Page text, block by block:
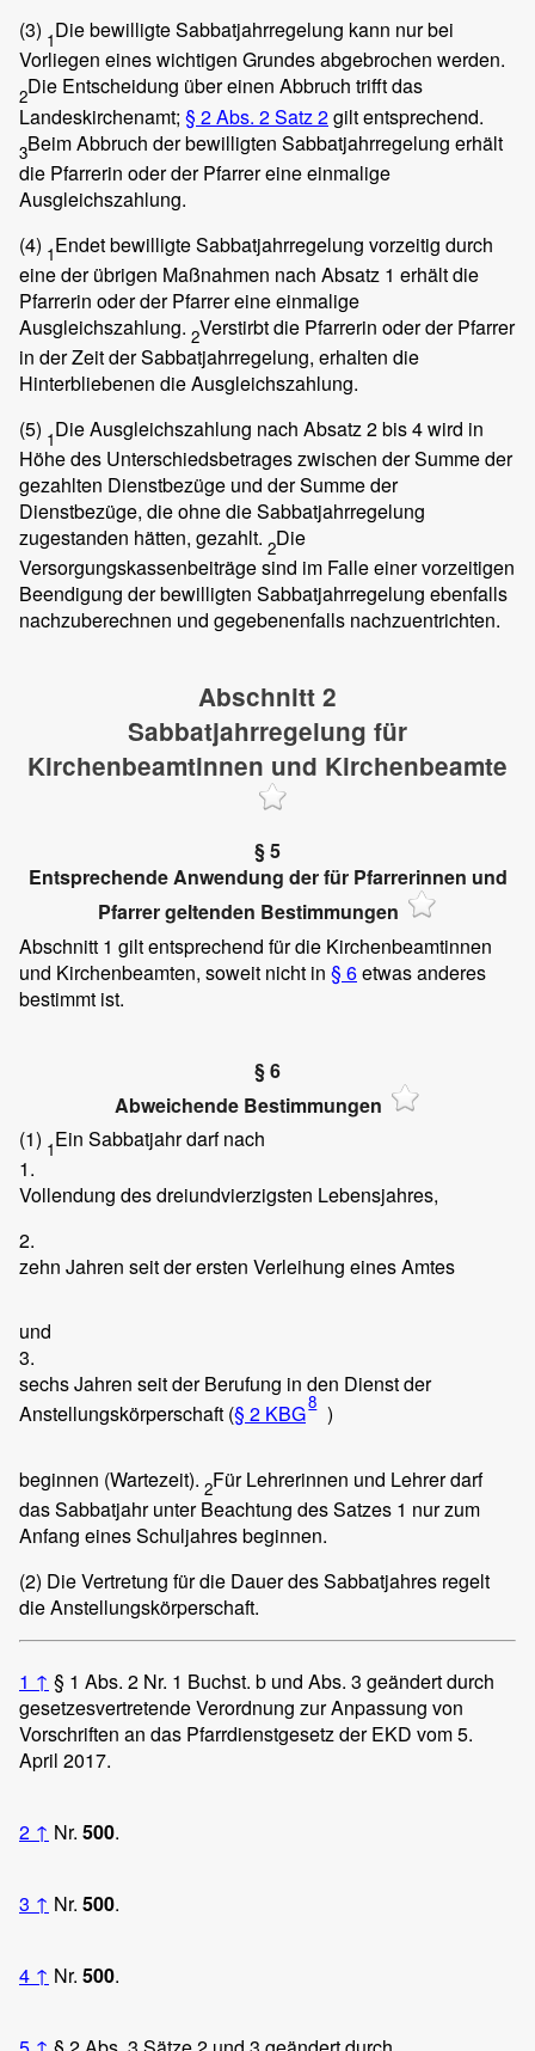
(3) 1Die bewilligte Sabbatjahrregelung kann nur bei
Vorliegen eines wichtigen Grundes abgebrochen werden.
2Die Entscheidung über einen Abbruch trifft das
Landeskirchenamt; § 2 Abs. 2 Satz 2gilt entsprechend.
3Beim Abbruch der bewilligten Sabbatjahrregelung erhält
die Pfarrerin oder der Pfarrer eine einmalige
Ausgleichszahlung.
(4) 1Endet bewilligte Sabbatjahrregelung vorzeitig durch
eine der übrigen Maßnahmen nach Absatz 1 erhält die
Pfarrerin oder der Pfarrer eine einmalige
Ausgleichszahlung. 2Verstirbt die Pfarrerin oder der Pfarrer
in der Zeit der Sabbatjahrregelung, erhalten die
Hinterbliebenen die Ausgleichszahlung.
(5) 1Die Ausgleichszahlung nach Absatz 2 bis 4 wird in
Höhe des Unterschiedsbetrages zwischen der Summe der
gezahlten Dienstbezüge und der Summe der
Dienstbezüge, die ohne die Sabbatjahrregelung
zugestanden hätten, gezahlt. 2Die
Versorgungskassenbeiträge sind im Falle einer vorzeitigen
Beendigung der bewilligten Sabbatjahrregelung ebenfalls
nachzuberechnen und gegebenenfalls nachzuentrichten.
Abschnitt 2
Sabbatjahrregelung für
Kirchenbeamtinnen und Kirchenbeamte
§ 5
Entsprechende Anwendung der für Pfarrerinnen und
Pfarrer geltenden Bestimmungen
Abschnitt 1 gilt entsprechend für die Kirchenbeamtinnen
und Kirchenbeamten, soweit nicht in § 6etwas anderes
bestimmt ist.
§ 6
Abweichende Bestimmungen
(1) 1Ein Sabbatjahr darf nach
1.
Vollendung des dreiundvierzigsten Lebensjahres,
2.
zehn Jahren seit der ersten Verleihung eines Amtes
und
3.
sechs Jahren seit der Berufung in den Dienst der
Anstellungskörperschaft (§ 2 KBG8 )
beginnen (Wartezeit). 2Für Lehrerinnen und Lehrer darf
das Sabbatjahr unter Beachtung des Satzes 1 nur zum
Anfang eines Schuljahres beginnen.
(2) Die Vertretung für die Dauer des Sabbatjahres regelt
die Anstellungskörperschaft.
1 ↑ § 1 Abs. 2 Nr. 1 Buchst. b und Abs. 3 geändert durch
gesetzesvertretende Verordnung zur Anpassung von
Vorschriften an das Pfarrdienstgesetz der EKD vom 5.
April 2017.
2 ↑ Nr. 500.
3 ↑ Nr. 500.
4 ↑ Nr. 500.